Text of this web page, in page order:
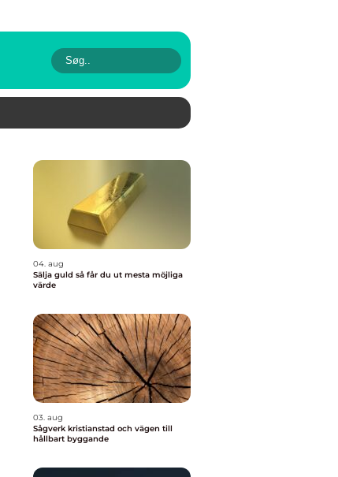
04. aug
Sälja guld så får du ut mesta möjliga
värde
03. aug
Sågverk kristianstad och vägen till
hållbart byggande